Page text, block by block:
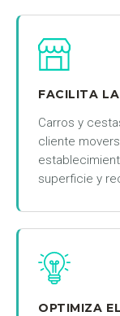
FACILITA
Carros y
cliente
superficie y
OPTIMIZA